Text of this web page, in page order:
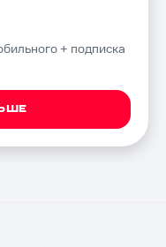
+ подписка